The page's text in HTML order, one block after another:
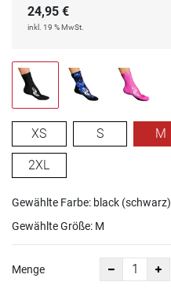
24,95 €
inkl. 19 % MwSt.
XS S M
2XL
Gewählte Farbe: black (schwarz)
Gewählte Größe: M
Menge